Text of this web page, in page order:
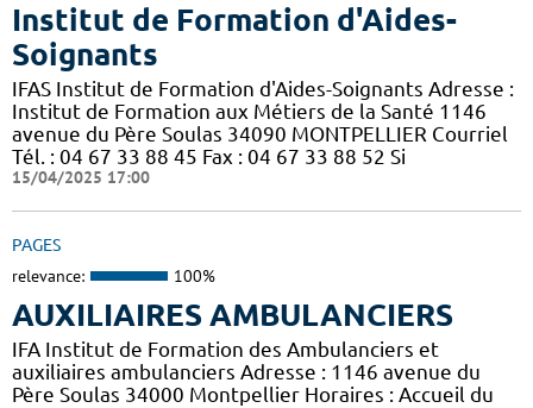
Institut de Formation d'Aides-
Soignants
IFAS Institut de Formation d'Aides-Soignants Adresse :
Institut de Formation aux Métiers de la Santé 1146
avenue du Père Soulas 34090 MONTPELLIER Courriel
Tél. : 04 67 33 88 45 Fax : 04 67 33 88 52 Si
15/04/2025 17:00
PAGES
relevance: 100%
AUXILIAIRES AMBULANCIERS
IFA Institut de Formation des Ambulanciers et
auxiliaires ambulanciers Adresse : 1146 avenue du
Père Soulas 34000 Montpellier Horaires : Accueil du